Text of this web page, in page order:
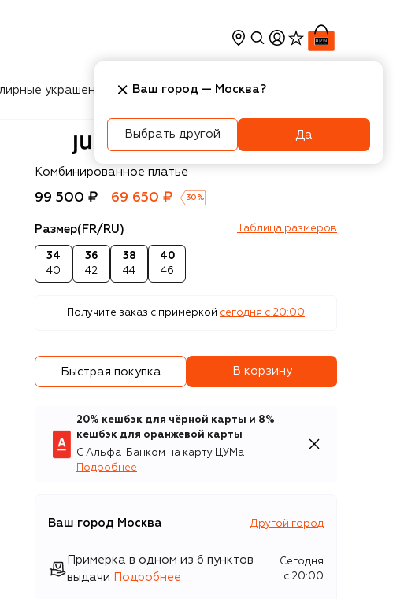
украшения Косметика Интерьер
Juun.J
Комбинированное платье
99 500 ₽ 69 650 ₽ -30 %
Размер(FR/RU) Таблица размеров
34
40
36
42
38
44
40
46
Получите заказ с примеркой сегодня c 20:00
Быстрая покупка В корзину
20% кешбэк для чёрной карты и 8%
кешбэк для оранжевой карты
С Альфа-Банком на карту ЦУМа
Подробнее
Ваш город Москва Другой город
Примерка в одном из 6 пунктов
выдачи
Подробнее
Сегодня
c 20:00
Ваш город — Москва?
Выбрать другой Да